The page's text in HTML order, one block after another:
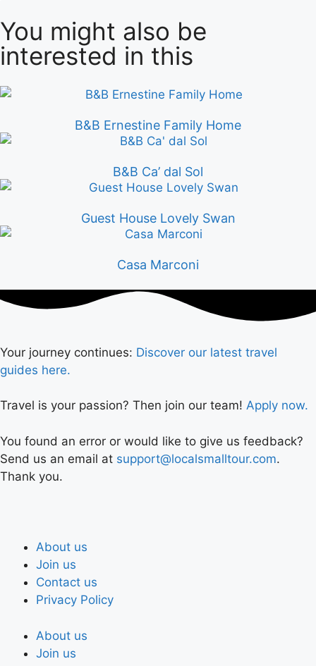
You might also be
interested in this
B&B Ernestine Family Home
B&B Ca’ dal Sol
Guest House Lovely Swan
Casa Marconi
Your journey continues: Discover our latest travel
guides here.
Travel is your passion? Then join our team! Apply now.
You found an error or would like to give us feedback?
Send us an email at support@localsmalltour.com.
Thank you.
About us
Join us
Contact us
Privacy Policy
About us
Join us